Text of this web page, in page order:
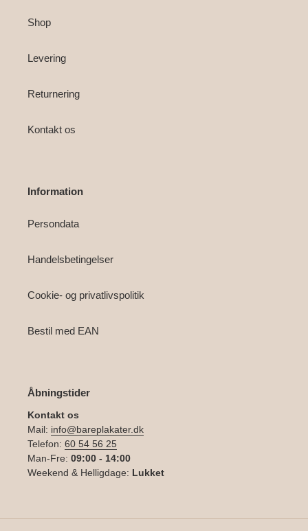
Shop
Levering
Returnering
Kontakt os
Information
Persondata
Handelsbetingelser
Cookie- og privatlivspolitik
Bestil med EAN
Åbningstider
Kontakt os
Mail: info@bareplakater.dk
Telefon: 60 54 56 25
Man-Fre: 09:00 - 14:00
Weekend & Helligdage: Lukket